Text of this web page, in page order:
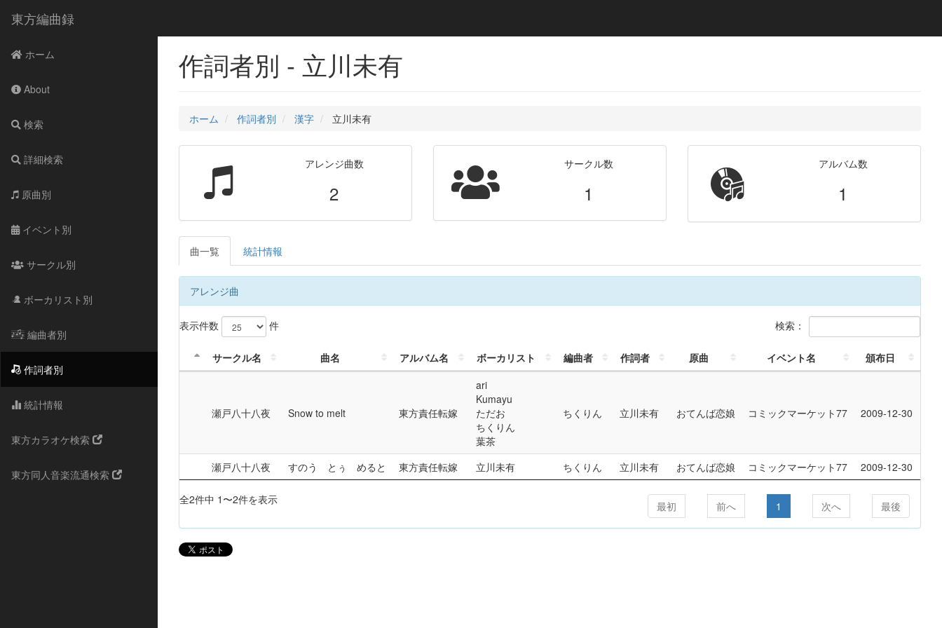
東方編曲録
ホーム
About
検索
詳細検索
原曲別
イベント別
サークル別
ボーカリスト別
編曲者別
作詞者別
統計情報
東方カラオケ検索
東方同人音楽流通検索
作詞者別 - 立川未有
ホーム 作詞者別 漢字 立川未有
アレンジ曲数
2
サークル数
1
アルバム数
1
曲一覧 統計情報
アレンジ曲
表示件数 件 検索：
サークル名 曲名 アルバム名 ボーカリスト 編曲者 作詞者 原曲 イベント名 頒布日
瀬戸八十八夜 Snow to melt 東方責任転嫁
ari
Kumayu
ただお
ちくりん
葉茶
ちくりん 立川未有 おてんば恋娘 コミックマーケット77 2009-12-30
瀬戸八十八夜 すのう とぅ めると 東方責任転嫁 立川未有 ちくりん 立川未有 おてんば恋娘 コミックマーケット77 2009-12-30
全2件中 1〜2件を表示 最初 前へ 1 次へ 最後